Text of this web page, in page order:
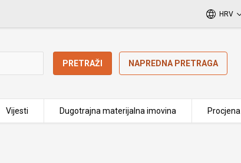
HRV
PRETRAŽI NAPREDNA PRETRAGA
Vijesti Dugotrajna materijalna imovina